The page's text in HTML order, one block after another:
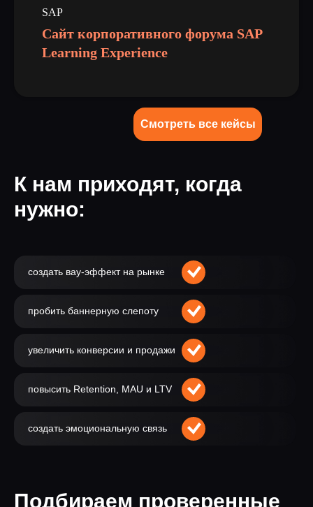
SAP
Сайт корпоративного форума SAP
Learning Experience
Смотреть все кейсы
К нам приходят, когда
нужно:
создать вау-эффект на рынке
пробить баннерную слепоту
увеличить конверсии и продажи
повысить Retention, MAU и LTV
создать эмоциональную связь
Подбираем проверенные